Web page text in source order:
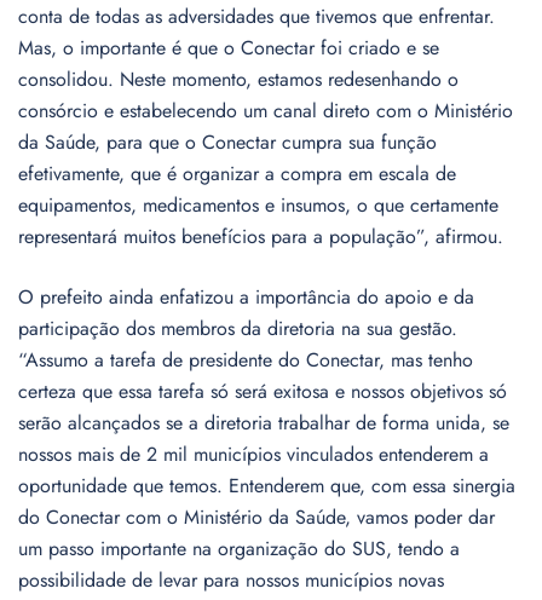
conta de todas as adversidades que tivemos que enfrentar.
Mas, o importante é que o Conectar foi criado e se
consolidou. Neste momento, estamos redesenhando o
consórcio e estabelecendo um canal direto com o Ministério
da Saúde, para que o Conectar cumpra sua função
efetivamente, que é organizar a compra em escala de
equipamentos, medicamentos e insumos, o que certamente
representará muitos benefícios para a população”, afirmou.
O prefeito ainda enfatizou a importância do apoio e da
participação dos membros da diretoria na sua gestão.
“Assumo a tarefa de presidente do Conectar, mas tenho
certeza que essa tarefa só será exitosa e nossos objetivos só
serão alcançados se a diretoria trabalhar de forma unida, se
nossos mais de 2 mil municípios vinculados entenderem a
oportunidade que temos. Entenderem que, com essa sinergia
do Conectar com o Ministério da Saúde, vamos poder dar
um passo importante na organização do SUS, tendo a
possibilidade de levar para nossos municípios novas